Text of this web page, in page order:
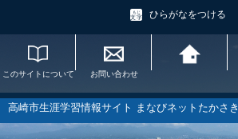
ひらがなをつける
このサイトについて お問い合わせ
たかさきへ戻る
高崎市生涯学習情報サイト まなびネットたかさき